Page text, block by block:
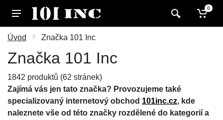
0
Úvod Značka 101 Inc
Značka 101 Inc
1842 produktů (62 stránek)
Zajímá vás jen tato značka? Provozujeme také
specializovaný internetový obchod 101inc.cz, kde
naleznete vše od této značky rozdělené do kategorií a